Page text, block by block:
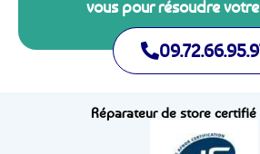
vous pour résoudre
Réparateur de store certifié